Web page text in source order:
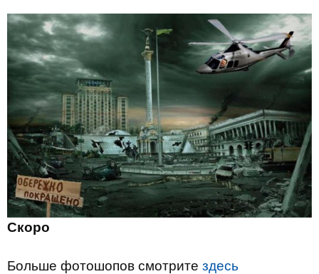
Скоро
Больше фотошопов смотрите здесь